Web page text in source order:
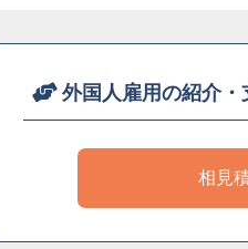
外国人雇用の紹介・
相見